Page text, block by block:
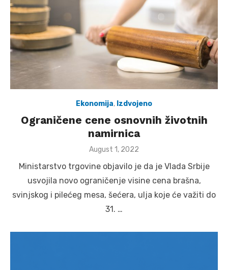
Ekonomija, Izdvojeno
Ograničene cene osnovnih životnih
namirnica
Posted
August 1, 2022
Ministarstvo trgovine objavilo je da je Vlada Srbije
usvojila novo ograničenje visine cena brašna,
svinjskog i pilećeg mesa, šećera, ulja koje će važiti do
31. …